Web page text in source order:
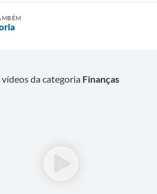
da categoria Finanças